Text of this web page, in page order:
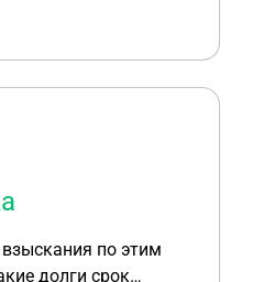
по этим